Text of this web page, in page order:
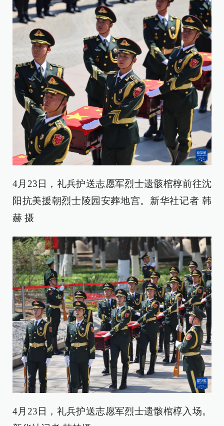
4月23日，礼兵护送志愿军烈士遗骸棺椁前往沈
阳抗美援朝烈士陵园安葬地宫。新华社记者 韩
赫 摄
4月23日，礼兵护送志愿军烈士遗骸棺椁入场。